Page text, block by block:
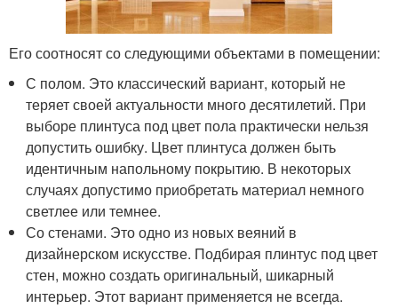
Его соотносят со следующими объектами в помещении:
С полом. Это классический вариант, который не
теряет своей актуальности много десятилетий. При
выборе плинтуса под цвет пола практически нельзя
допустить ошибку. Цвет плинтуса должен быть
идентичным напольному покрытию. В некоторых
случаях допустимо приобретать материал немного
светлее или темнее.
Со стенами. Это одно из новых веяний в
дизайнерском искусстве. Подбирая плинтус под цвет
стен, можно создать оригинальный, шикарный
интерьер. Этот вариант применяется не всегда.